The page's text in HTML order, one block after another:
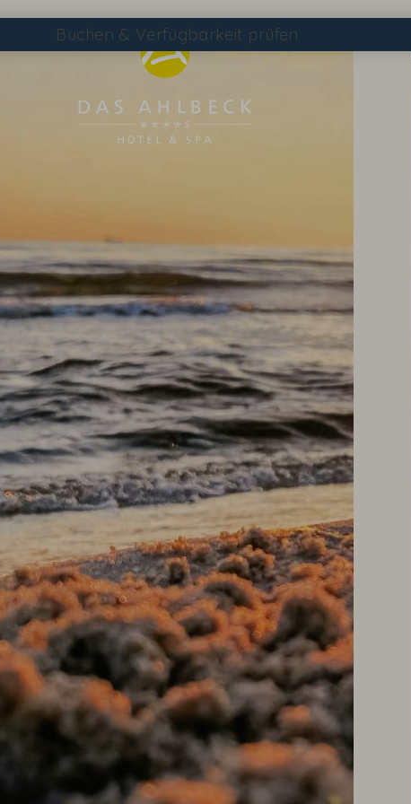
Buchen & Verfügbarkeit prüfen
Suchen
DAS AHLBECK ÜBERSICHTSSEITE
WETTER & WEBCAM
WISSENSWERTES
EVENTS IM HOTEL
TAGEN & FEIERN